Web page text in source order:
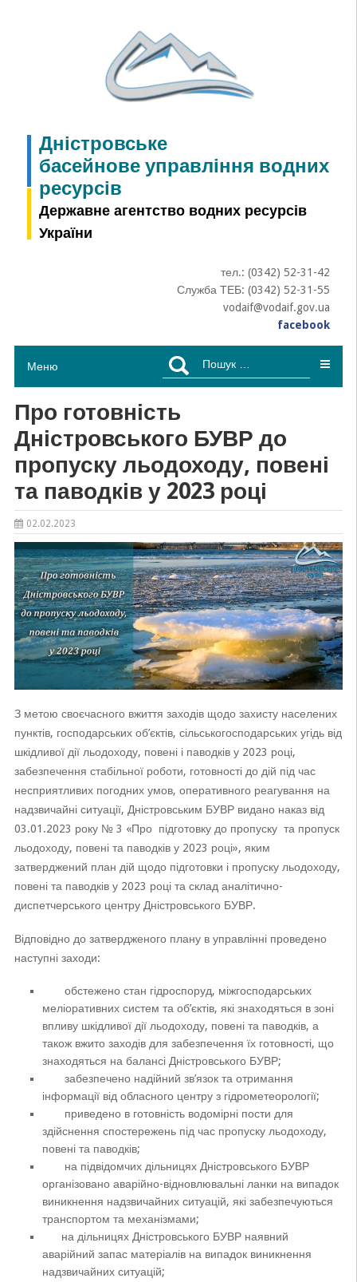
Дністровське
басейнове управління водних
ресурсів
Державне агентство водних ресурсів
України
тел.: (0342) 52-31-42
Служба ТЕБ: (0342) 52-31-55
vodaif@vodaif.gov.ua
facebook
Меню
Пошук:
Про готовність
Дністровського БУВР до
пропуску льодоходу, повені
та паводків у 2023 році
02.02.2023
З метою своєчасного вжиття заходів щодо захисту населених
пунктів, господарських об’єктів, сільськогосподарських угідь від
шкідливої дії льодоходу, повені і паводків у 2023 році,
забезпечення стабільної роботи, готовності до дій під час
несприятливих погодних умов, оперативного реагування на
надзвичайні ситуації, Дністровським БУВР видано наказ від
03.01.2023 року № 3 «Про підготовку до пропуску та пропуск
льодоходу, повені та паводків у 2023 році», яким
затверджений план дій щодо підготовки і пропуску льодоходу,
повені та паводків у 2023 році та склад аналітично-
диспетчерського центру Дністровського БУВР.
Відповідно до затвердженого плану в управлінні проведено
наступні заходи:
обстежено стан гідроспоруд, міжгосподарських
меліоративних систем та об’єктів, які знаходяться в зоні
впливу шкідливої дії льодоходу, повені та паводків, а
також вжито заходів для забезпечення їх готовності, що
знаходяться на балансі Дністровського БУВР;
забезпечено надійний зв’язок та отримання
інформації від обласного центру з гідрометеорології;
приведено в готовність водомірні пости для
здійснення спостережень під час пропуску льодоходу,
повені та паводків;
на підвідомчих дільницях Дністровського БУВР
організовано аварійно-відновлювальні ланки на випадок
виникнення надзвичайних ситуацій, які забезпечуються
транспортом та механізмами;
на дільницях Дністровського БУВР наявний
аварійний запас матеріалів на випадок виникнення
надзвичайних ситуацій;